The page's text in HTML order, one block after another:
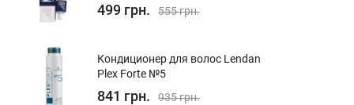
499 грн. 555 грн.
Кондиционер для волос Lendan
Plex Forte №5
841 грн. 935 грн.